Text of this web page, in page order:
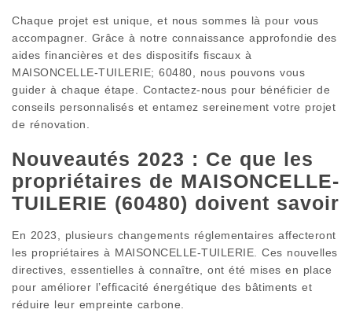
Chaque projet est unique, et nous sommes là pour vous
accompagner. Grâce à notre connaissance approfondie des
aides financières et des dispositifs fiscaux à
MAISONCELLE-TUILERIE; 60480, nous pouvons vous
guider à chaque étape. Contactez-nous pour bénéficier de
conseils personnalisés et entamez sereinement votre projet
de rénovation.
Nouveautés 2023 : Ce que les
propriétaires de MAISONCELLE-
TUILERIE (60480) doivent savoir
En 2023, plusieurs changements réglementaires affecteront
les propriétaires à MAISONCELLE-TUILERIE. Ces nouvelles
directives, essentielles à connaître, ont été mises en place
pour améliorer l’efficacité énergétique des bâtiments et
réduire leur empreinte carbone.